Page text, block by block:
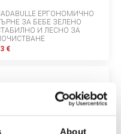
About
ЕРГОНОМИЧНО
ЗА БЕБЕ ЗЕЛЕНО
И ЛЕСНО ЗА
€